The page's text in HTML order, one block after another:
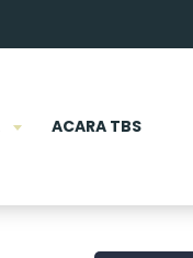
ACARA TBS